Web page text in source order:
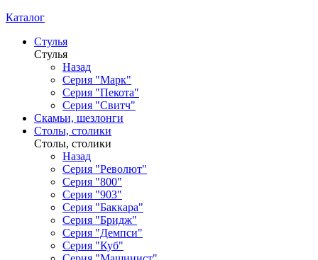
Каталог
Стулья
Стулья
Назад
Серия "Марк"
Серия "Пекота"
Серия "Свитч"
Скамьи, шезлонги
Столы, столики
Столы, столики
Назад
Серия "Револют"
Серия "800"
Серия "903"
Серия "Баккара"
Серия "Бридж"
Серия "Демпси"
Серия "Куб"